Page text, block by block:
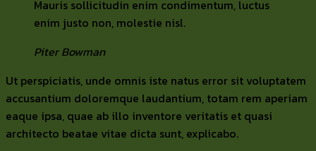
Mauris sollicitudin enim condimentum, luctus
enim justo non, molestie nisl.
Piter Bowman
Ut perspiciatis, unde omnis iste natus error sit voluptatem
accusantium doloremque laudantium, totam rem aperiam
eaque ipsa, quae ab illo inventore veritatis et quasi
architecto beatae vitae dicta sunt, explicabo.